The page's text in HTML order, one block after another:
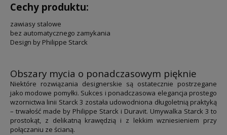
Cechy produktu:
zawiasy stalowe
bez automatycznego zamykania
Design by Philippe Starck
Obszary mycia o ponadczasowym pięknie
Niektóre rozwiązania designerskie są ostatecznie postrzegane
jako modowe pomyłki. Sukces i ponadczasowa elegancja prostego
wzornictwa linii Starck 3 została udowodniona długoletnią praktyką
– trwałość made by Philippe Starck i Duravit. Umywalka Starck 3 to
prostokąt, z delikatną krawędzią i z lekkim wzniesieniem przy
połączaniu ze ścianą.